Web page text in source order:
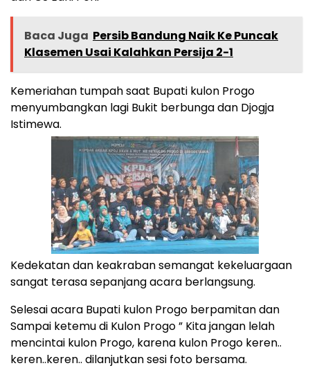
Baca Juga Persib Bandung Naik Ke Puncak
Klasemen Usai Kalahkan Persija 2-1
Kemeriahan tumpah saat Bupati kulon Progo
menyumbangkan lagi Bukit berbunga dan Djogja
Istimewa.
Kedekatan dan keakraban semangat kekeluargaan
sangat terasa sepanjang acara berlangsung.
Selesai acara Bupati kulon Progo berpamitan dan
Sampai ketemu di Kulon Progo ” Kita jangan lelah
mencintai kulon Progo, karena kulon Progo keren..
keren..keren.. dilanjutkan sesi foto bersama.